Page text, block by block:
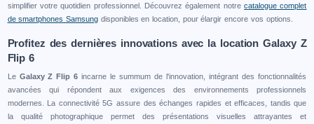
simplifier votre quotidien professionnel. Découvrez également notrecatalogue complet
de smartphones Samsungdisponibles en location, pour élargir encore vos options.
Profitez des dernières innovations avec la location Galaxy Z
Flip 6
Le Galaxy Z Flip 6 incarne le summum de l'innovation, intégrant des fonctionnalités
avancées qui répondent aux exigences des environnements professionnels
modernes. La connectivité 5G assure des échanges rapides et efficaces, tandis que
la qualité photographique permet des présentations visuelles attrayantes et